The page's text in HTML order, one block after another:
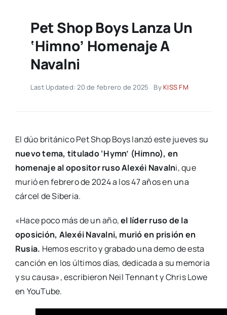
Pet Shop Boys Lanza Un
‘himno’ Homenaje A
Navalni
Last Updated: 20 de febrero de 2025 By KISS FM
El dúo británico Pet Shop Boys lanzó este jueves su
nuevo tema, titulado ‘Hymn’ (Himno), en
homenaje al opositor ruso Alexéi Navalni, que
murió en febrero de 2024 a los 47 años en una
cárcel de Siberia.
«Hace poco más de un año,el líder ruso de la
oposición, Alexéi Navalni, murió en prisión en
Rusia. Hemos escrito y grabado una demo de esta
canción en los últimos días, dedicada a su memoria
y su causa», escribieron Neil Tennant y Chris Lowe
en YouTube.